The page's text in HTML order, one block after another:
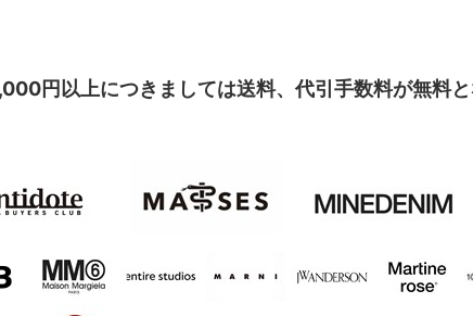
円以上につきましては送料、代引手数料が無料